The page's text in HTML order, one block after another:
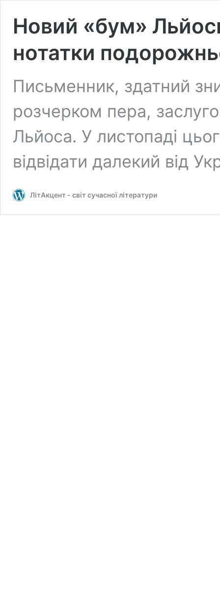
Новий «бум»
нотатки
Письменник, здатний
розчерком пера,
Льйоса. У листопаді
відвідати далекий від
ЛітАкцент - світ сучасної літератури